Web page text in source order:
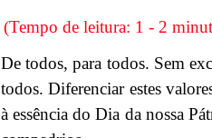
(Tempo de leitura: 1 - 2
De todos, para todos. Sem
todos. Diferenciar estes
à essência do Dia da nossa